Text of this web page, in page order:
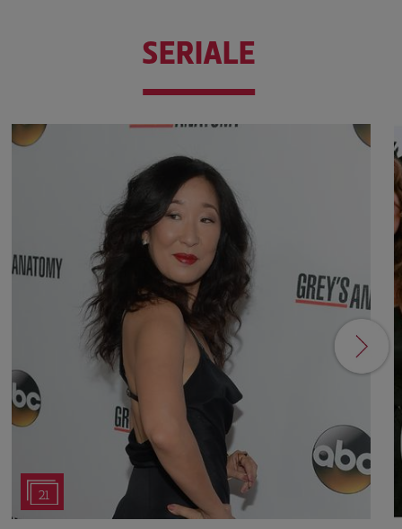
SERIALE
21